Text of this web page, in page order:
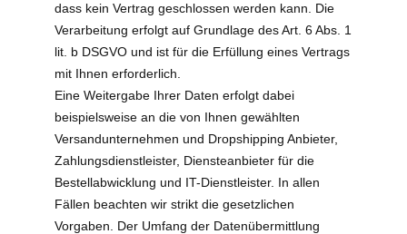
dass kein Vertrag geschlossen werden kann. Die
Verarbeitung erfolgt auf Grundlage des Art. 6 Abs. 1
lit. b DSGVO und ist für die Erfüllung eines Vertrags
mit Ihnen erforderlich.
Eine Weitergabe Ihrer Daten erfolgt dabei
beispielsweise an die von Ihnen gewählten
Versandunternehmen und Dropshipping Anbieter,
Zahlungsdienstleister, Diensteanbieter für die
Bestellabwicklung und IT-Dienstleister. In allen
Fällen beachten wir strikt die gesetzlichen
Vorgaben. Der Umfang der Datenübermittlung